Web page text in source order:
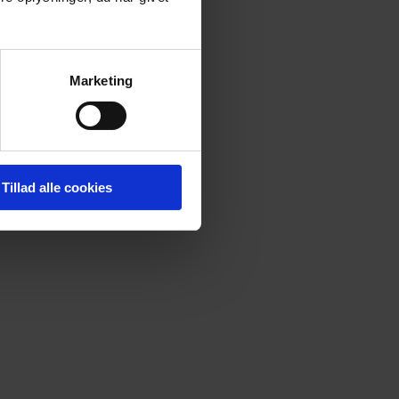
Marketing
Tillad alle cookies